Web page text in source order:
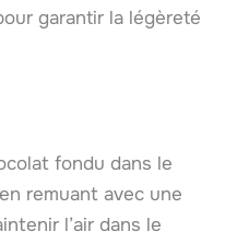
garantir la légèreté
fondu dans le
remuant avec une
l’air dans le